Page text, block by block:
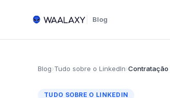
Blog
Blog›Tudo sobre o LinkedIn›Contratação
TUDO SOBRE O LINKEDIN